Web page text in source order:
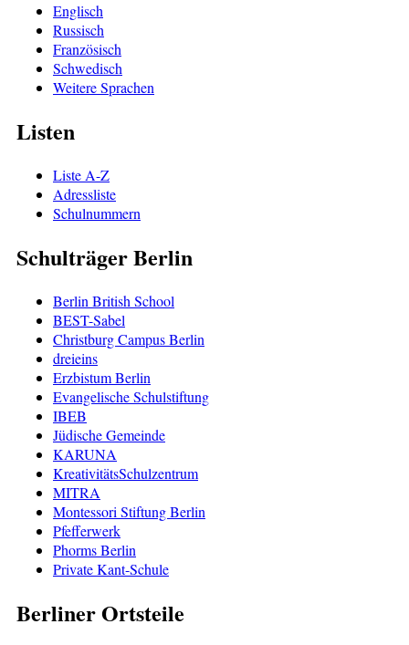
Englisch
Russisch
Französisch
Schwedisch
Weitere Sprachen
Listen
Liste A-Z
Adressliste
Schulnummern
Schulträger Berlin
Berlin British School
BEST-Sabel
Christburg Campus Berlin
dreieins
Erzbistum Berlin
Evangelische Schulstiftung
IBEB
Jüdische Gemeinde
KARUNA
KreativitätsSchulzentrum
MITRA
Montessori Stiftung Berlin
Pfefferwerk
Phorms Berlin
Private Kant-Schule
Berliner Ortsteile